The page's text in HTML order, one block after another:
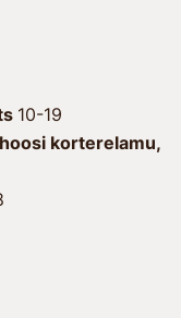
10-19
korterelamu,